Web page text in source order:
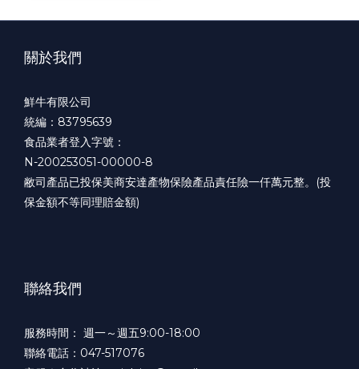
關於我們
鮮牛有限公司
統編：83795639
食品業者登入字號：
N-200253051-00000-8
敝司產品已投保美商安達產物保險產品責任險一仟萬元整。(投
保金額不等同理賠金額)
聯絡我們
服務時間： 週一～週五9:00-18:00
聯絡電話：047-517076